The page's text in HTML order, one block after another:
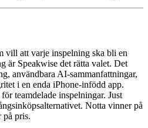
vill att varje inspelning ska bli en
är Speakwise det rätta valet. Det
användbara AI-sammanfattningar,
i en enda iPhone-infödd app.
teamdelade inspelningar. Just
Notta vinner på
på pris.